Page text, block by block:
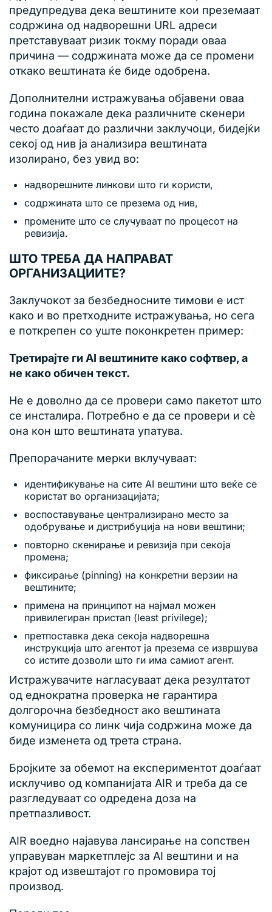
предупредува дека вештините кои преземаат
содржина од надворешни URL адреси
претставуваат ризик токму поради оваа
причина — содржината може да се промени
откако вештината ќе биде одобрена.
Дополнителни истражувања објавени оваа
година покажале дека различните скенери
често доаѓаат до различни заклучоци, бидејќи
секој од нив ја анализира вештината
изолирано, без увид во:
надворешните линкови што ги користи,
содржината што се презема од нив,
промените што се случуваат по процесот на
ревизија.
ШТО ТРЕБА ДА НАПРАВАТ
ОРГАНИЗАЦИИТЕ?
Заклучокот за безбедносните тимови е ист
како и во претходните истражувања, но сега
е поткрепен со уште поконкретен пример:
Третирајте ги AI вештините како софтвер, а
не како обичен текст.
Не е доволно да се провери само пакетот што
се инсталира. Потребно е да се провери и сè
она кон што вештината упатува.
Препорачаните мерки вклучуваат:
идентификување на сите AI вештини што веќе се
користат во организацијата;
воспоставување централизирано место за
одобрување и дистрибуција на нови вештини;
повторно скенирање и ревизија при секоја
промена;
фиксирање (pinning) на конкретни верзии на
вештините;
примена на принципот на најмал можен
привилегиран пристап (least privilege);
претпоставка дека секоја надворешна
инструкција што агентот ја презема се извршува
со истите дозволи што ги има самиот агент.
Истражувачите нагласуваат дека резултатот
од еднократна проверка не гарантира
долгорочна безбедност ако вештината
комуницира со линк чија содржина може да
биде изменета од трета страна.
Бројките за обемот на експериментот доаѓаат
исклучиво од компанијата AIR и треба да се
разгледуваат со одредена доза на
претпазливост.
AIR воедно најавува лансирање на сопствен
управуван маркетплејс за AI вештини и на
крајот од извештајот го промовира тој
производ.